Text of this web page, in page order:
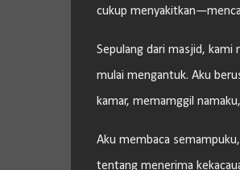
cukup
Sepulang dari masjid, kami
mulai mengantuk. Aku
kamar, memamggil
Aku membaca
tentang menerima